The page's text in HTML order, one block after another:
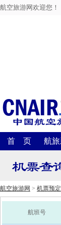
航空旅游网欢迎您！
首 页 航
航空旅游网 > 机票预定
航班号